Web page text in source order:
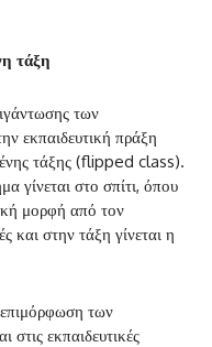
τάξη
των
εκπαιδευτική πράξη
τάξης (flipped class).
γίνεται στο σπίτι, όπου
μορφή από τον
και στην τάξη γίνεται η
των
στις εκπαιδευτικές